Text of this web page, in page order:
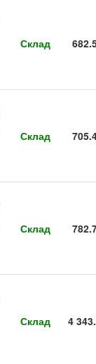
Склад
Склад
Склад
Склад 4